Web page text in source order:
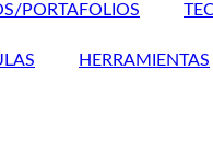
PORTAFOLIOS
HERRAMIENTAS